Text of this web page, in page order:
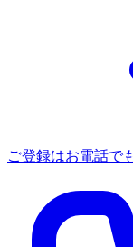
ご登録はお電話で